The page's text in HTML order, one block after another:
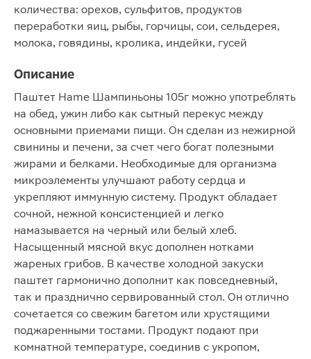
количества: орехов, сульфитов, продуктов
переработки яиц, рыбы, горчицы, сои, сельдерея,
молока, говядины, кролика, индейки, гусей
Описание
Паштет Hame Шампиньоны 105г можно употреблять
на обед, ужин либо как сытный перекус между
основными приемами пищи. Он сделан из нежирной
свинины и печени, за счет чего богат полезными
жирами и белками. Необходимые для организма
микроэлементы улучшают работу сердца и
укрепляют иммунную систему. Продукт обладает
сочной, нежной консистенцией и легко
намазывается на черный или белый хлеб.
Насыщенный мясной вкус дополнен нотками
жареных грибов. В качестве холодной закуски
паштет гармонично дополнит как повседневный,
так и празднично сервированный стол. Он отлично
сочетается со свежим багетом или хрустящими
поджаренными тостами. Продукт подают при
комнатной температуре, соединив с укропом,